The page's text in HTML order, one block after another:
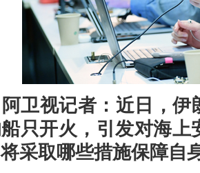
卫视记者：近日，
只开火，引发对海
采取哪些措施保障自